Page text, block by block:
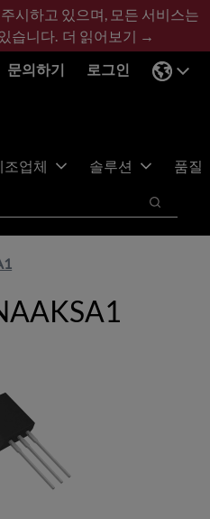
시하고 있으며, 모든 서비스는
습니다. 더 읽어보기 →
문의하기 로그인
조업체 솔루션
품질
검색